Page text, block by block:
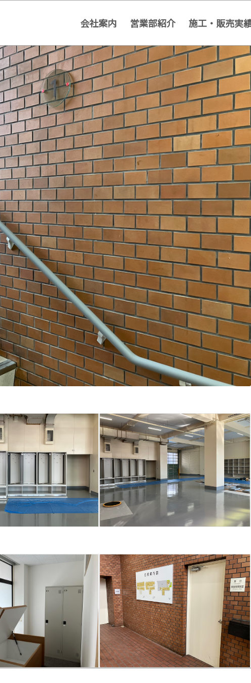
会社案内 営業部紹介 施工・販売実